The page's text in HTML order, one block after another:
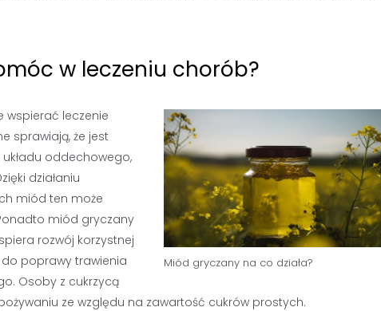
w leczeniu chorób?
Miód gryczany na co działa?
wspierać leczenie
sprawiają, że jest
oddechowego,
działaniu
miód ten może
miód gryczany
rozwój korzystnej
do poprawy trawienia
Osoby z cukrzycą
ze względu na zawartość cukrów prostych.